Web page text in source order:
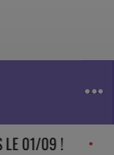
LE 01/09 !